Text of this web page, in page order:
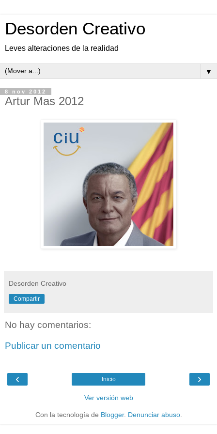
Desorden Creativo
Leves alteraciones de la realidad
▼
8 nov 2012
Artur Mas 2012
Desorden Creativo
Compartir
No hay comentarios:
Publicar un comentario
‹ ›
Inicio
Ver versión web
Con la tecnología de Blogger. Denunciar abuso.